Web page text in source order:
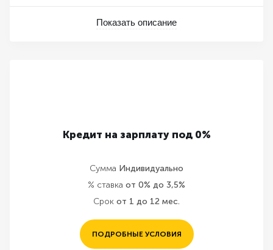
Показать описание
Кредит на зарплату под 0%
Сумма Индивидуально
% ставка от 0% до 3,5%
Срок от 1 до 12 мес.
ПОДРОБНЫЕ УСЛОВИЯ